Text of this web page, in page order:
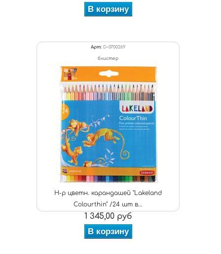
В корзину
Арт: D-0700269
блистер
Н-р цветн. карандашей "Lakeland
Colourthin" /24 шт в...
1 345,00 руб
В корзину